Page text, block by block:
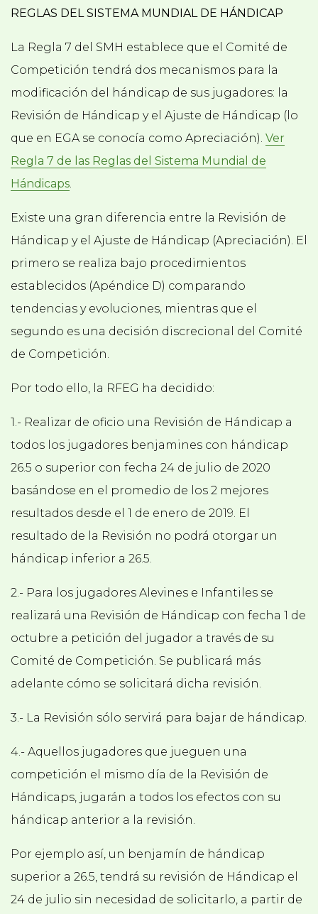
REGLAS DEL SISTEMA MUNDIAL DE HÁNDICAP
La Regla 7 del SMH establece que el Comité de
Competición tendrá dos mecanismos para la
modificación del hándicap de sus jugadores: la
Revisión de Hándicap y el Ajuste de Hándicap (lo
que en EGA se conocía como Apreciación). Ver
Regla 7 de las Reglas del Sistema Mundial de
Hándicaps
Existe una gran diferencia entre la Revisión de
Hándicap y el Ajuste de Hándicap (Apreciación). El
primero se realiza bajo procedimientos
establecidos (Apéndice D) comparando
tendencias y evoluciones, mientras que el
segundo es una decisión discrecional del Comité
de Competición.
Por todo ello, la RFEG ha decidido:
1.- Realizar de oficio una Revisión de Hándicap a
todos los jugadores benjamines con hándicap
26.5 o superior con fecha 24 de julio de 2020
basándose en el promedio de los 2 mejores
resultados desde el 1 de enero de 2019. El
resultado de la Revisión no podrá otorgar un
hándicap inferior a 26.5.
2.- Para los jugadores Alevines e Infantiles se
realizará una Revisión de Hándicap con fecha 1 de
octubre a petición del jugador a través de su
Comité de Competición. Se publicará más
adelante cómo se solicitará dicha revisión.
3.- La Revisión sólo servirá para bajar de hándicap.
4.- Aquellos jugadores que jueguen una
competición el mismo día de la Revisión de
Hándicaps, jugarán a todos los efectos con su
hándicap anterior a la revisión.
Por ejemplo así, un benjamín de hándicap
superior a 26.5, tendrá su revisión de Hándicap el
24 de julio sin necesidad de solicitarlo, a partir de